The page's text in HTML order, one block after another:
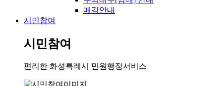
매각안내
시민참여
시민참여
편리한 화성특례시 민원행정서비스